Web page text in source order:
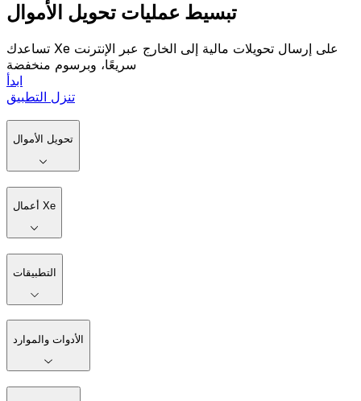
تبسيط عمليات تحويل الأموال
تساعدك Xe على إرسال تحويلات مالية إلى الخارج عبر الإنترنت
سريعًا، وبرسوم منخفضة
ابدأ
تنزل التطبيق
تحويل الأموال
أعمال Xe
التطبيقات
الأدوات والموارد